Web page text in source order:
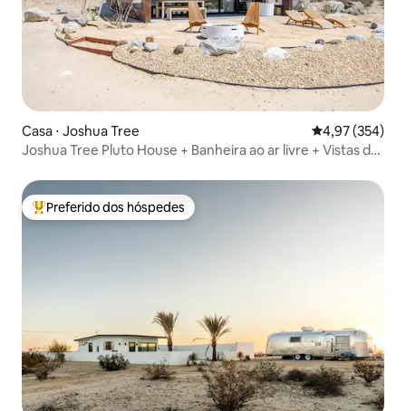
Casa ⋅ Joshua Tree 4,97 de uma
4,97 (354)
Joshua Tree Pluto House + Banheira ao ar livre + Vistas do
Entre os melhores preferidos dos hóspedes
Preferido dos hóspedes